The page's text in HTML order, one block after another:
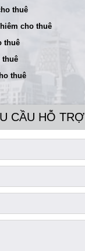
thuê
cho thuê
thuê
thuê
thuê
CẦU HỖ TRỢ